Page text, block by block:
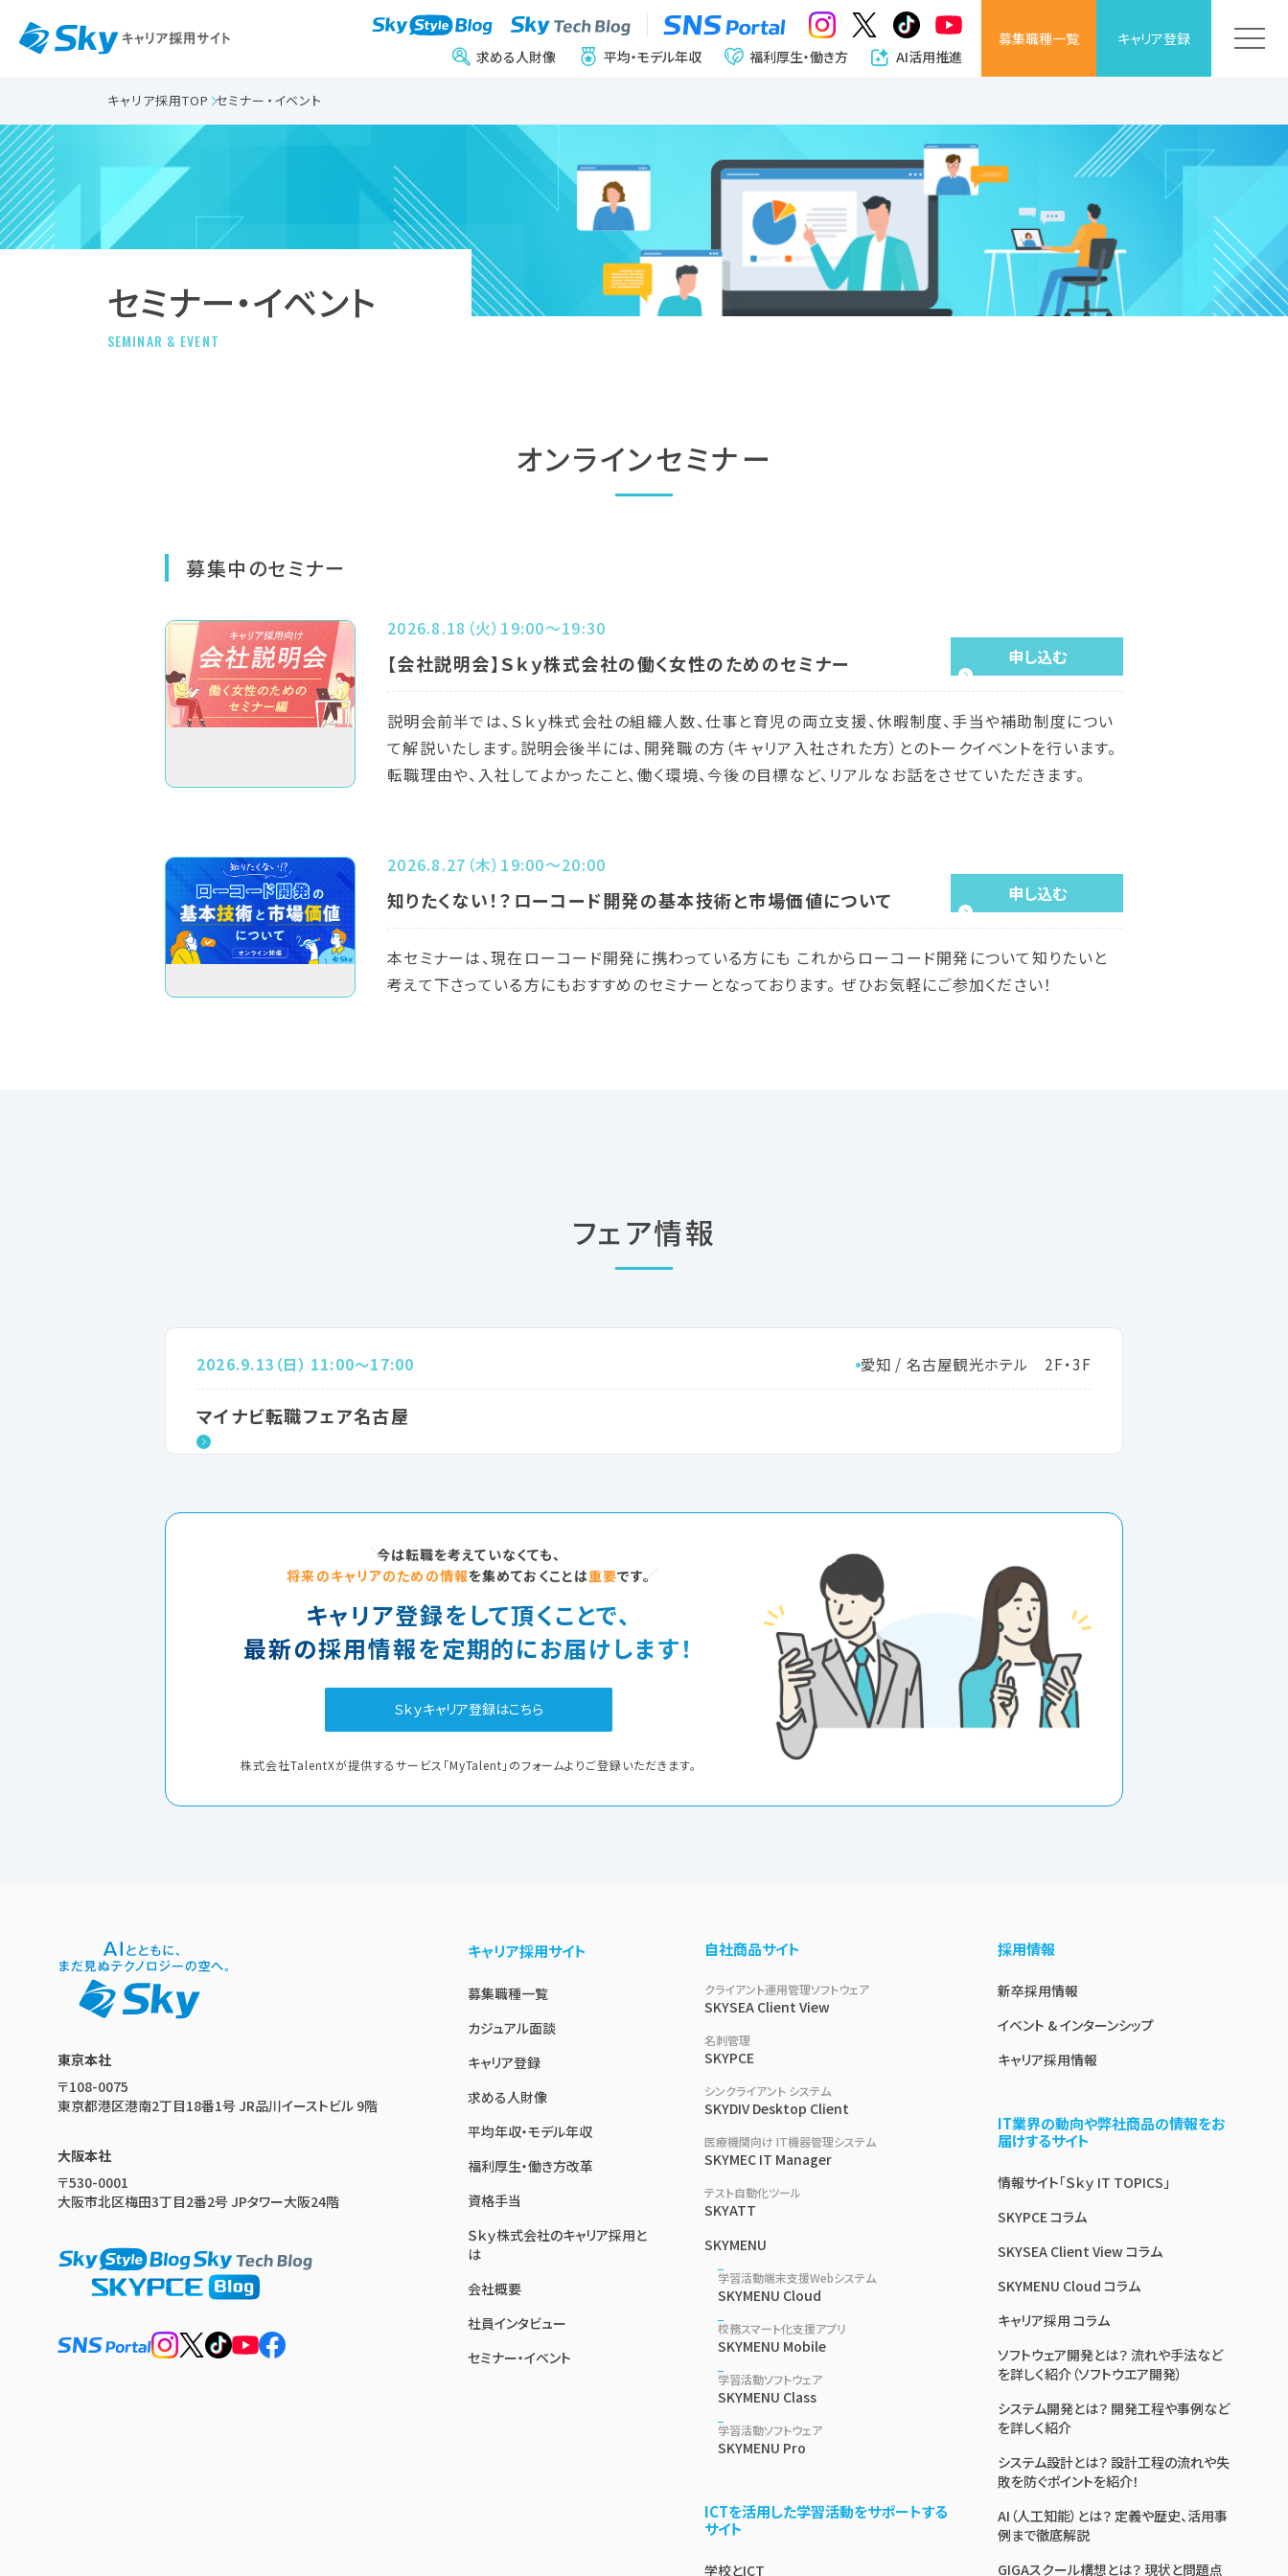
求める人財像 平均・モデル年収 福利厚生・働き方 AI活用推進
募集職種一覧 キャリア登録
キャリア採用TOP セミナー・イベント
セミナー・イベント
SEMINAR & EVENT
オンラインセミナー
募集中のセミナー
2026.8.18（火）19:00～19:30
【会社説明会】Ｓｋｙ株式会社の働く女性のためのセミナー
説明会前半では、Ｓｋｙ株式会社の組織人数、仕事と育児の両立支援、休暇制度、手当や補助制度につい
て解説いたします。説明会後半には、開発職の方（キャリア入社された方）とのトークイベントを行います。
転職理由や、入社してよかったこと、働く環境、今後の目標など、リアルなお話をさせていただきます。
申し込む
2026.8.27（木）19:00～20:00
知りたくない！？ローコード開発の基本技術と市場価値について
本セミナーは、現在ローコード開発に携わっている方にも これからローコード開発について知りたいと
考えて下さっている方にもおすすめのセミナーとなっております。 ぜひお気軽にご参加ください！
申し込む
フェア情報
2026.9.13（日） 11:00～17:00 愛知 / 名古屋観光ホテル 2F・3F
マイナビ転職フェア名古屋
今は転職を考えていなくても、
将来のキャリアのための情報を集めておくことは重要です。
キャリア登録をして頂くことで、
最新の採用情報を定期的にお届けします！
Ｓｋｙキャリア登録はこちら
株式会社TalentXが提供するサービス「MyTalent」のフォームよりご登録いただきます。
東京本社
〒108-0075
東京都港区港南2丁目18番1号 JR品川イーストビル 9階
大阪本社
〒530-0001
大阪市北区梅田3丁目2番2号 JPタワー大阪24階
キャリア採用サイト
募集職種一覧
カジュアル面談
キャリア登録
求める人財像
平均年収・モデル年収
福利厚生・働き方改革
資格手当
Ｓｋｙ株式会社のキャリア採用と
は
会社概要
社員インタビュー
セミナー・イベント
自社商品サイト
クライアント運用管理ソフトウェア
SKYSEA Client View
名刺管理
SKYPCE
シンクライアント システム
SKYDIV Desktop Client
医療機関向け IT機器管理システム
SKYMEC IT Manager
テスト自動化ツール
SKYATT
SKYMENU
学習活動端末支援Webシステム
SKYMENU Cloud
校務スマート化支援アプリ
SKYMENU Mobile
学習活動ソフトウェア
SKYMENU Class
学習活動ソフトウェア
SKYMENU Pro
ICTを活用した学習活動をサポートする
サイト
学校とICT
採用情報
新卒採用情報
イベント & インターンシップ
キャリア採用情報
IT業界の動向や弊社商品の情報をお
届けするサイト
情報サイト「Ｓｋｙ IT TOPICS」
SKYPCE コラム
SKYSEA Client View コラム
SKYMENU Cloud コラム
キャリア採用 コラム
ソフトウェア開発とは？ 流れや手法など
を詳しく紹介（ソフトウエア開発）
システム開発とは？ 開発工程や事例など
を詳しく紹介
システム設計とは？ 設計工程の流れや失
敗を防ぐポイントを紹介！
AI（人工知能）とは？ 定義や歴史、活用事
例まで徹底解説
GIGAスクール構想とは？ 現状と問題点